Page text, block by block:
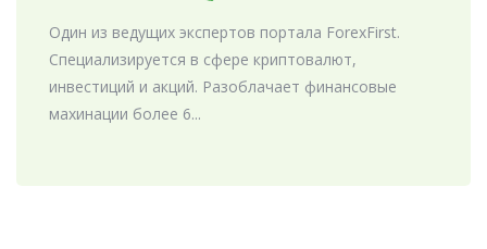
Один из ведущих экспертов портала ForexFirst.
Специализируется в сфере криптовалют,
инвестиций и акций. Разоблачает финансовые
махинации более 6...